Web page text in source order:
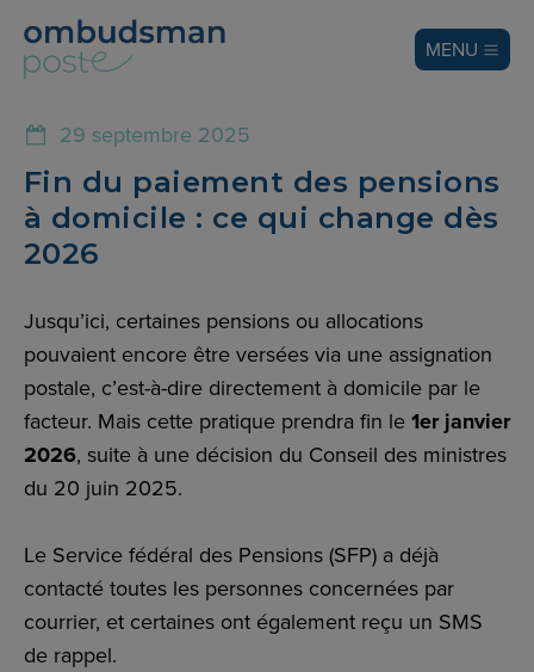
MENU
29 septembre 2025
Fin du paiement des pensions
à domicile : ce qui change dès
2026
Jusqu’ici, certaines pensions ou allocations
pouvaient encore être versées via une assignation
postale, c’est-à-dire directement à domicile par le
facteur. Mais cette pratique prendra fin le1er janvier
2026, suite à une décision du Conseil des ministres
du 20 juin 2025.
Le Service fédéral des Pensions (SFP) a déjà
contacté toutes les personnes concernées par
courrier, et certaines ont également reçu un SMS
de rappel.